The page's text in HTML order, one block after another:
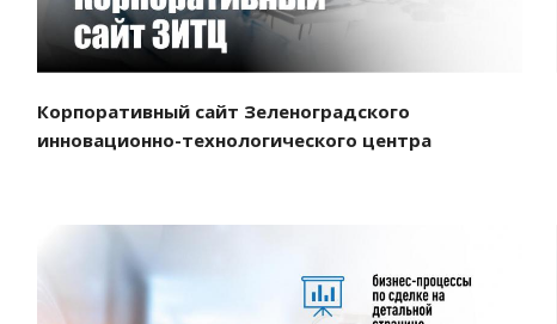
Корпоративный сайт Зеленоградского
инновационно-технологического центра